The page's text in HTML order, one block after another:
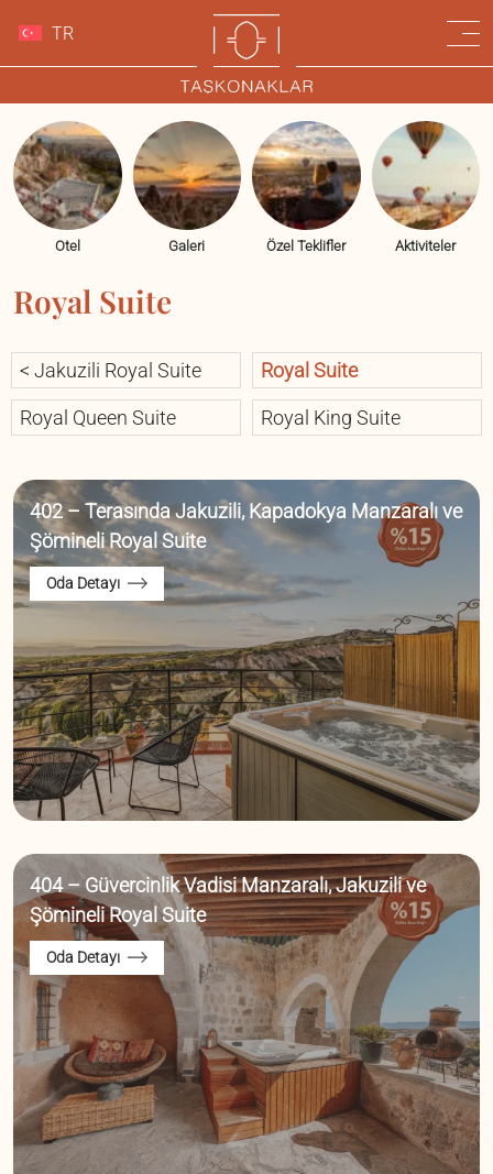
TR
Otel Galeri Özel Teklifler Aktiviteler
Royal Suite
< Jakuzili Royal Suite Royal Suite
Royal Queen Suite Royal King Suite
402 – Terasında Jakuzili, Kapadokya Manzaralı ve
Şömineli Royal Suite
Oda Detayı
404 – Güvercinlik Vadisi Manzaralı, Jakuzili ve
Şömineli Royal Suite
Oda Detayı